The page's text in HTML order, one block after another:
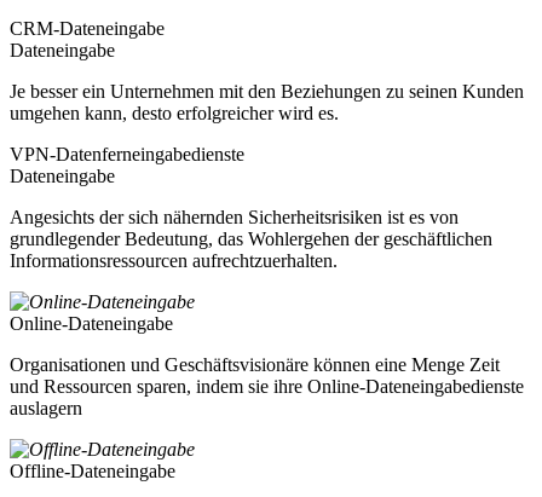
CRM-Dateneingabe
Dateneingabe
Je besser ein Unternehmen mit den Beziehungen zu seinen Kunden
umgehen kann, desto erfolgreicher wird es.
VPN-Datenferneingabedienste
Dateneingabe
Angesichts der sich nähernden Sicherheitsrisiken ist es von
grundlegender Bedeutung, das Wohlergehen der geschäftlichen
Informationsressourcen aufrechtzuerhalten.
Online-Dateneingabe
Organisationen und Geschäftsvisionäre können eine Menge Zeit
und Ressourcen sparen, indem sie ihre Online-Dateneingabedienste
auslagern
Offline-Dateneingabe